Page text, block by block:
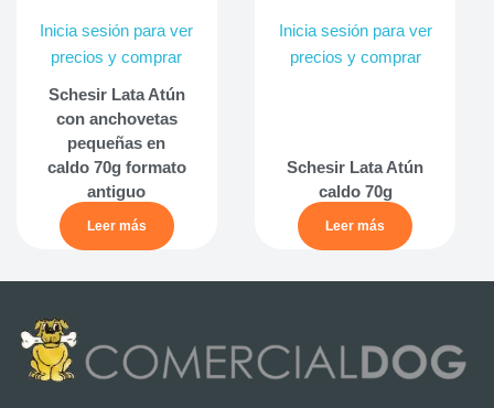
Inicia sesión para ver
precios y comprar
Schesir Lata Atún
con anchovetas
pequeñas en
caldo 70g formato
antiguo
Leer más
Inicia sesión para ver
precios y comprar
Schesir Lata Atún
caldo 70g
Leer más